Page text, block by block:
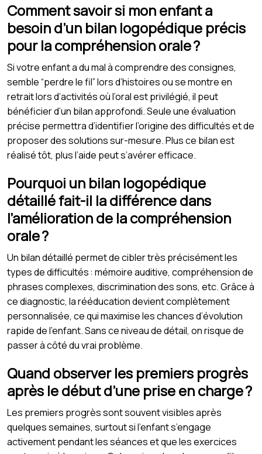
Comment savoir si mon enfant a
besoin d’un bilan logopédique précis
pour la compréhension orale ?
Si votre enfant a du mal à comprendre des consignes,
semble “perdre le fil” lors d’histoires ou se montre en
retrait lors d’activités où l’oral est privilégié, il peut
bénéficier d’un bilan approfondi. Seule une évaluation
précise permettra d’identifier l’origine des difficultés et de
proposer des solutions sur-mesure. Plus ce bilan est
réalisé tôt, plus l’aide peut s’avérer efficace.
Pourquoi un bilan logopédique
détaillé fait-il la différence dans
l’amélioration de la compréhension
orale ?
Un bilan détaillé permet de cibler très précisément les
types de difficultés : mémoire auditive, compréhension de
phrases complexes, discrimination des sons, etc. Grâce à
ce diagnostic, la rééducation devient complètement
personnalisée, ce qui maximise les chances d’évolution
rapide de l’enfant. Sans ce niveau de détail, on risque de
passer à côté du vrai problème.
Quand observer les premiers progrès
après le début d’une prise en charge ?
Les premiers progrès sont souvent visibles après
quelques semaines, surtout si l’enfant s’engage
activement pendant les séances et que les exercices